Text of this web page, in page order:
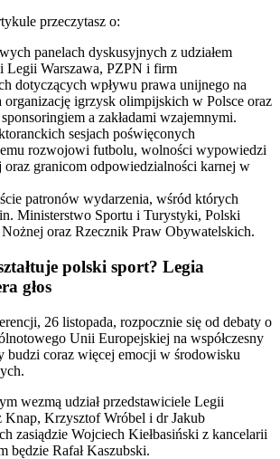
przeczytasz o:
panelach dyskusyjnych z udziałem
Legii Warszawa, PZPN i firm
dotyczących wpływu prawa unijnego na
organizację igrzysk olimpijskich w Polsce oraz
a zakładami wzajemnymi.
sesjach poświęconych
rozwojowi futbolu, wolności wypowiedzi
oraz granicom odpowiedzialności karnej w
patronów wydarzenia, wśród których
Ministerstwo Sportu i Turystyki, Polski
oraz Rzecznik Praw Obywatelskich.
polski sport? Legia
głos
26 listopada, rozpocznie się od debaty o
Unii Europejskiej na współczesny
budzi coraz więcej emocji w środowisku
wezmą udział przedstawiciele Legii
Knap, Krzysztof Wróbel i dr Jakub
zasiądzie Wojciech Kiełbasiński z kancelarii
będzie Rafał Kaszubski.